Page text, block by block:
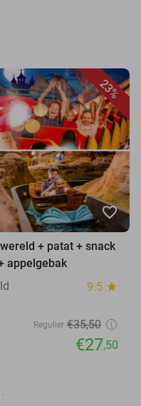
23%
favorite_border
+ patat + snack
appelgebak
9.5 star
Regulier €35,50
€27,50